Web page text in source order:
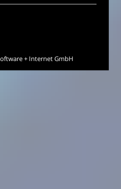
+ Internet GmbH